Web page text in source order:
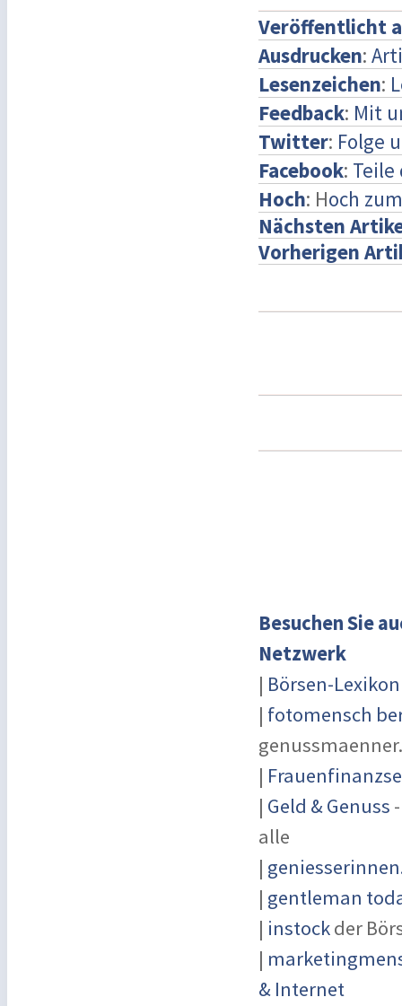
Veröffentlicht
Ausdrucken:
Lesenzeichen:
Feedback: Mit
Twitter: Folge
Facebook: Teile
Hoch: Hoch
Nächsten
Vorherigen
Besuchen Sie
Netzwerk
| Börsen-Lexikon
| fotomensch
|
| Geld & Genuss
alle
|
| gentleman
| instockder
|
& Internet